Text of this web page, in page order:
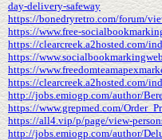
day-delivery-safeway
https://bonedryretro.com/forum/
https://www.free-
https://clearcreek.a2hosted.com/
https://
https://
https://clearcreek.a2hosted.com/
http://jobs.emiogp.com/author/
https://www.grepmed.com/
https://all4.vip/p/page/view-
http://jobs.emiogp.com/author/